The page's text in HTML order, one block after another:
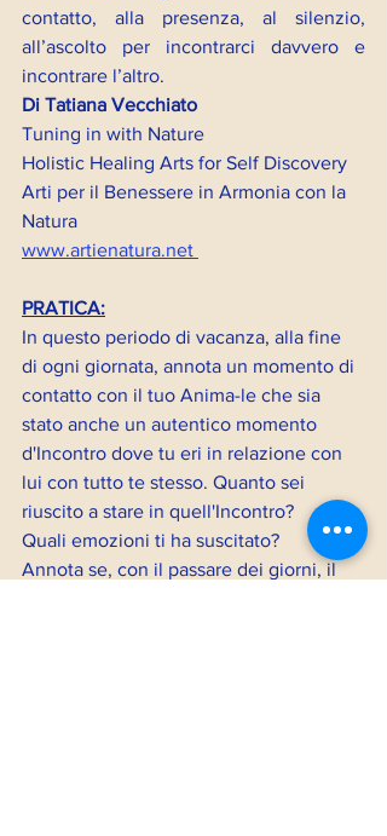
contatto, alla presenza, al silenzio,
all’ascolto per incontrarci davvero e
incontrare l’altro.
Di Tatiana Vecchiato
Tuning in with Nature
Holistic Healing Arts for Self Discovery
Arti per il Benessere in Armonia con la
Natura
www.artienatura.net
PRATICA:
In questo periodo di vacanza, alla fine
di ogni giornata, annota un momento di
contatto con il tuo Anima-le che sia
stato anche un autentico momento
d'Incontro dove tu eri in relazione con
lui con tutto te stesso. Quanto sei
riuscito a stare in quell'Incontro?
Quali emozioni ti ha suscitato?
Annota se, con il passare dei giorni, il